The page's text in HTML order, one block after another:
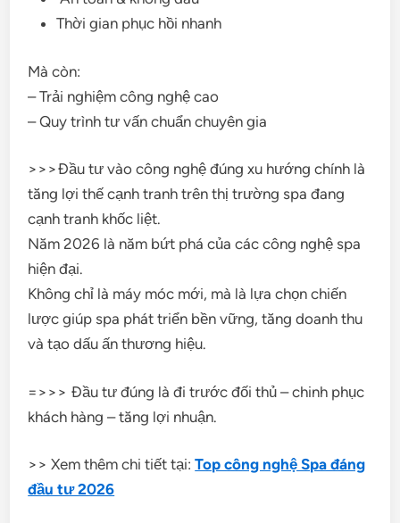
Thời gian phục hồi nhanh
Mà còn:
– Trải nghiệm công nghệ cao
– Quy trình tư vấn chuẩn chuyên gia
>>>Đầu tư vào công nghệ đúng xu hướng chính là
tăng lợi thế cạnh tranh trên thị trường spa đang
cạnh tranh khốc liệt.
Năm 2026 là năm bứt phá của các công nghệ spa
hiện đại.
Không chỉ là máy móc mới, mà là lựa chọn chiến
lược giúp spa phát triển bền vững, tăng doanh thu
và tạo dấu ấn thương hiệu.
=>>> Đầu tư đúng là đi trước đối thủ – chinh phục
khách hàng – tăng lợi nhuận.
>> Xem thêm chi tiết tại:Top công nghệ Spa đáng
đầu tư 2026